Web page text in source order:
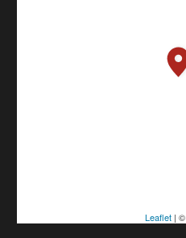
Leaflet| ©